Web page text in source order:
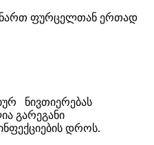
ფურცელთან ერთად
ნივთიერებას
გარეგანი
დროს.